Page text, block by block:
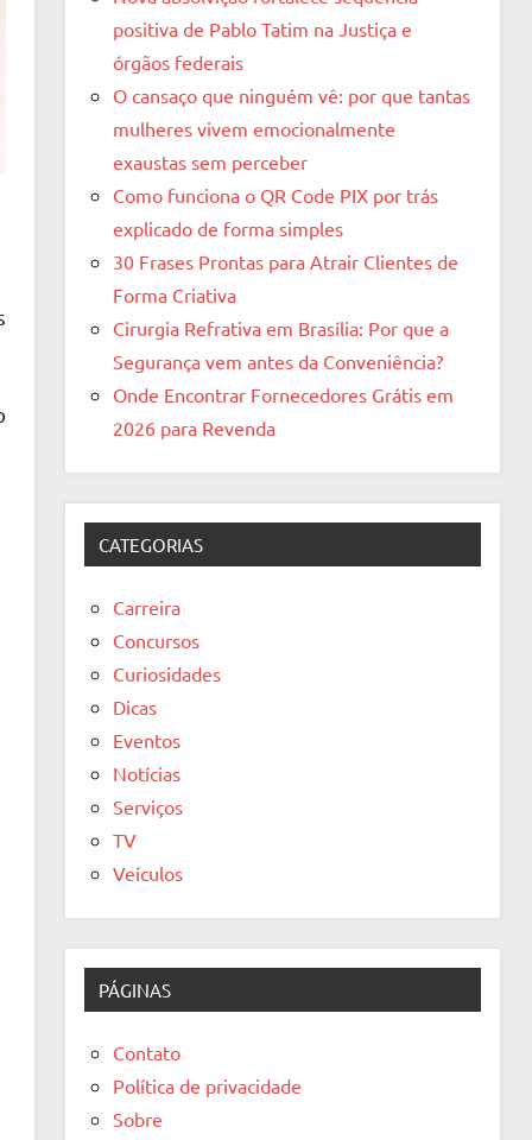
positiva de Pablo Tatim na Justiça e
órgãos federais
O cansaço que ninguém vê: por que tantas
mulheres vivem emocionalmente
exaustas sem perceber
Como funciona o QR Code PIX por trás
explicado de forma simples
30 Frases Prontas para Atrair Clientes de
Forma Criativa
Cirurgia Refrativa em Brasília: Por que a
Segurança vem antes da Conveniência?
Onde Encontrar Fornecedores Grátis em
2026 para Revenda
CATEGORIAS
Carreira
Concursos
Curiosidades
Dicas
Eventos
Notícias
Serviços
TV
Veículos
PÁGINAS
Contato
Política de privacidade
Sobre